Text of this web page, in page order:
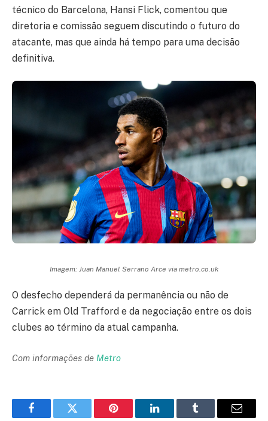
técnico do Barcelona, Hansi Flick, comentou que
diretoria e comissão seguem discutindo o futuro do
atacante, mas que ainda há tempo para uma decisão
definitiva.
Imagem: Juan Manuel Serrano Arce via metro.co.uk
O desfecho dependerá da permanência ou não de
Carrick em Old Trafford e da negociação entre os dois
clubes ao término da atual campanha.
Com informações de Metro
FacebookTwitter Pinterest LinkedInTumblr Email